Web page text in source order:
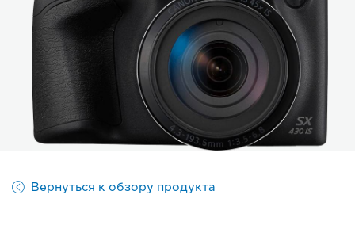
Вернуться к обзору продукта